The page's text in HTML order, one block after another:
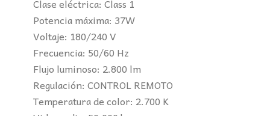
Clase eléctrica: Class 1
Potencia máxima: 37W
Voltaje: 180/240 V
Frecuencia: 50/60 Hz
Flujo luminoso: 2.800 lm
Regulación: CONTROL REMOTO
Temperatura de color: 2.700 K